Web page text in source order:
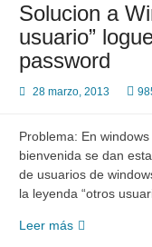
Solucion a
usuario”
password
28 marzo, 2013
Problema: En
bienvenida se dan
de usuarios de
la leyenda “otros
Leer másSolucion